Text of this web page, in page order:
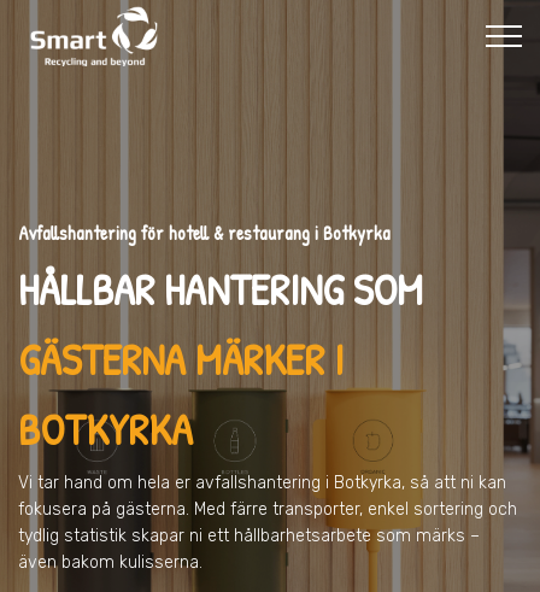
Avfallshantering för hotell & restaurang i Botkyrka
HÅLLBAR HANTERING SOM
GÄSTERNA MÄRKER I
BOTKYRKA
Vi tar hand om hela er avfallshantering i Botkyrka, så att ni kan
fokusera på gästerna. Med färre transporter, enkel sortering och
tydlig statistik skapar ni ett hållbarhetsarbete som märks –
även bakom kulisserna.